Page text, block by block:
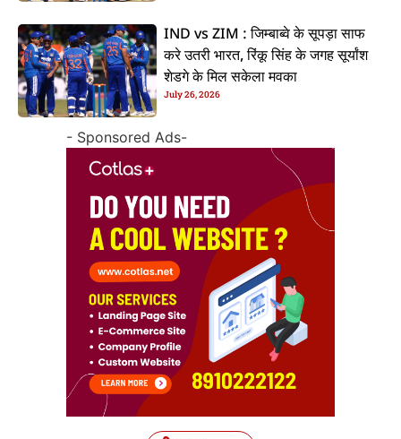
IND vs ZIM : जिम्बाब्वे के सूपड़ा साफ
करे उतरी भारत, रिंकू सिंह के जगह सूर्यांश
शेडगे के मिल सकेला मवका
July 26, 2026
- Sponsored Ads-